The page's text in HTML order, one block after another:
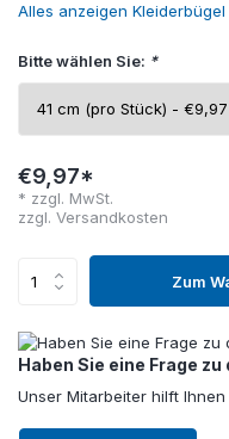
Alles anzeigen Kleiderbügel
Bitte wählen Sie: *
€9,97*
* zzgl. MwSt.
zzgl. Versandkosten
Zum
Haben Sie eine Frage
Unser Mitarbeiter hilft